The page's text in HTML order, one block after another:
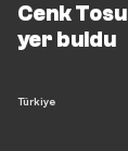
Cenk
yer buldu
Türkiye